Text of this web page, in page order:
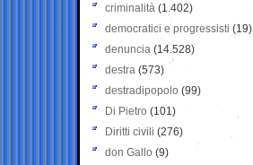
criminalità (1.402)
democratici e progressisti (19)
denuncia (14.528)
destra (573)
destradipopolo (99)
Di Pietro (101)
Diritti civili (276)
don Gallo (9)